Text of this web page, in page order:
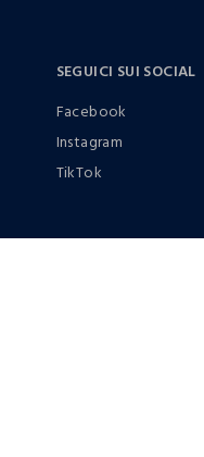
SEGUICI SUI SOCIAL
Facebook
Instagram
TikTok